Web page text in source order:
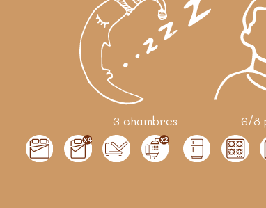
3 chambres 6/8